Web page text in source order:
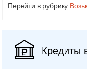
Перейти в рубрику
Кредиты